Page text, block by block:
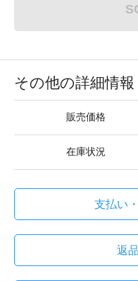
その他の詳細情報
販売価格
在庫状況
支払い
返